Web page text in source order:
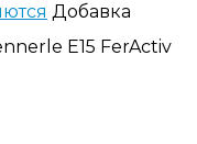
Добавка
E15 FerActiv